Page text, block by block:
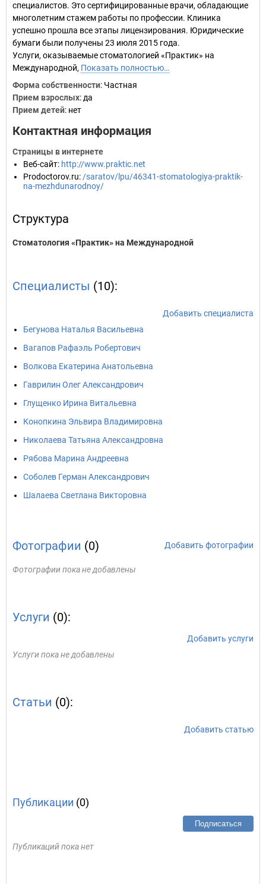
специалистов. Это сертифицированные врачи, обладающие
многолетним стажем работы по профессии. Клиника
успешно прошла все этапы лицензирования. Юридические
бумаги были получены 23 июля 2015 года.
Услуги, оказываемые стоматологией «Практик» на
Международной, Показать полностью…
Форма собственности: Частная
Прием взрослых: да
Прием детей: нет
Контактная информация
Страницы в интернете
Веб-сайт: http://www.praktic.net
Prodoctorov.ru: /saratov/lpu/46341-stomatologiya-praktik-
na-mezhdunarodnoy/
Структура
Стоматология «Практик» на Международной
Специалисты (10):
Добавить специалиста
Бегунова Наталья Васильевна
Вагапов Рафаэль Робертович
Волкова Екатерина Анатольевна
Гаврилин Олег Александрович
Глущенко Ирина Витальевна
Конопкина Эльвира Владимировна
Николаева Татьяна Александровна
Рябова Марина Андреевна
Соболев Герман Александрович
Шалаева Светлана Викторовна
Фотографии (0) Добавить фотографии
Фотографии пока не добавлены
Услуги (0):
Добавить услуги
Услуги пока не добавлены
Статьи (0):
Добавить статью
Публикации (0)
Подписаться
Публикаций пока нет